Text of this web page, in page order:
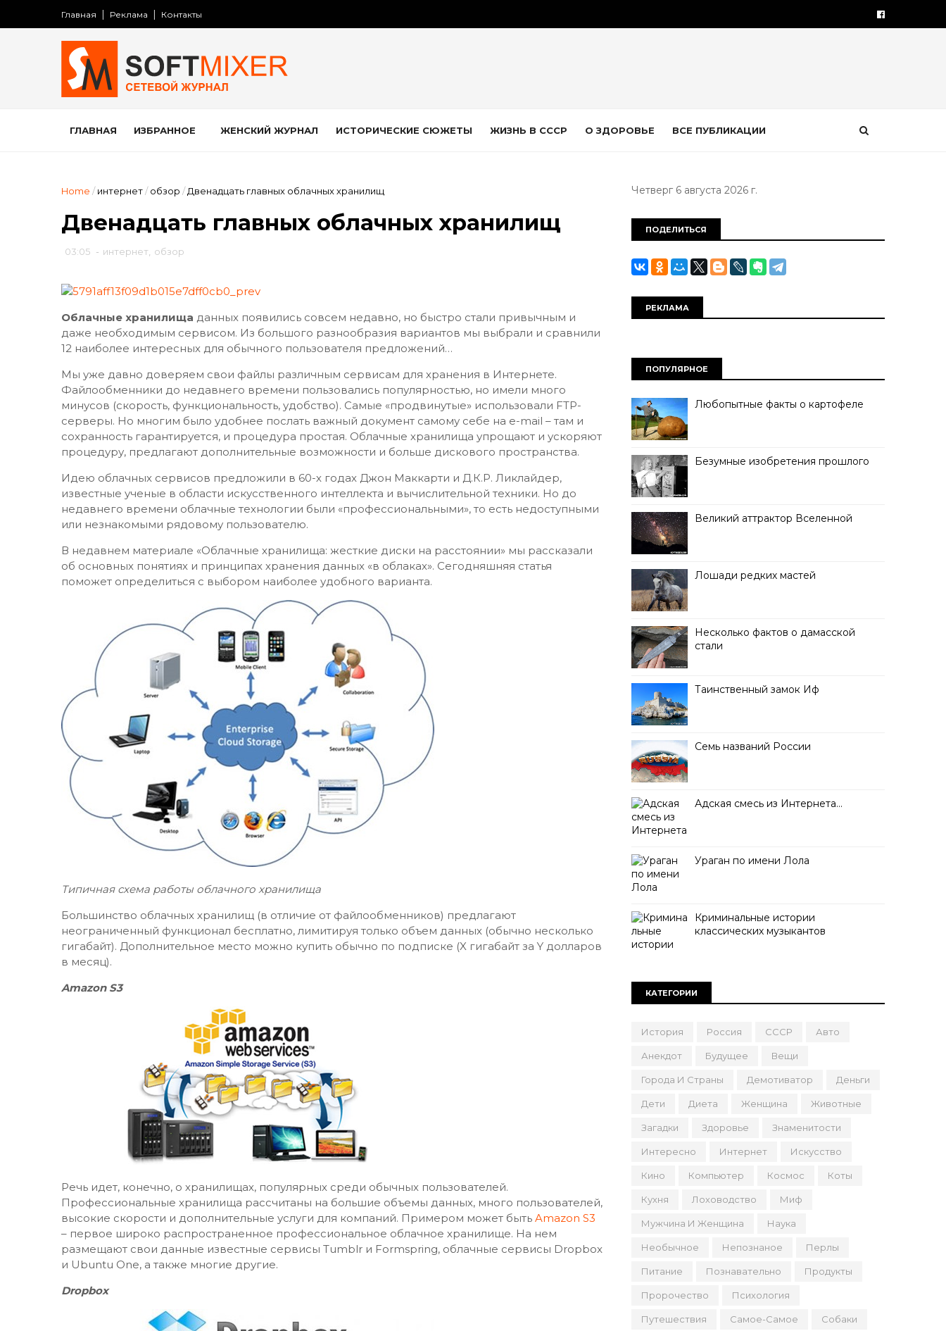
Главная Реклама Контакты
ГЛАВНАЯ ИЗБРАННОЕ ЖЕНСКИЙ ЖУРНАЛ ИСТОРИЧЕСКИЕ СЮЖЕТЫ ЖИЗНЬ В СССР О ЗДОРОВЬЕ ВСЕ ПУБЛИКАЦИИ
Home / интернет/ обзор / Двенадцать главных облачных хранилищ
Двенадцать главных облачных хранилищ
03:05 - интернет обзор
Облачные хранилища данных появились совсем недавно, но быстро стали привычным и
даже необходимым сервисом. Из большого разнообразия вариантов мы выбрали и сравнили
12 наиболее интересных для обычного пользователя предложений…
Мы уже давно доверяем свои файлы различным сервисам для хранения в Интернете.
Файлообменники до недавнего времени пользовались популярностью, но имели много
минусов (скорость, функциональность, удобство). Самые «продвинутые» использовали FTP-
серверы. Но многим было удобнее послать важный документ самому себе на e-mail – там и
сохранность гарантируется, и процедура простая. Облачные хранилища упрощают и ускоряют
процедуру, предлагают дополнительные возможности и больше дискового пространства.
Идею облачных сервисов предложили в 60-х годах Джон Маккарти и Д.К.Р. Ликлайдер,
известные ученые в области искусственного интеллекта и вычислительной техники. Но до
недавнего времени облачные технологии были «профессиональными», то есть недоступными
или незнакомыми рядовому пользователю.
В недавнем материале «Облачные хранилища: жесткие диски на расстоянии» мы рассказали
об основных понятиях и принципах хранения данных «в облаках». Сегодняшняя статья
поможет определиться с выбором наиболее удобного варианта.
Типичная схема работы облачного хранилища
Большинство облачных хранилищ (в отличие от файлообменников) предлагают
неограниченный функционал бесплатно, лимитируя только объем данных (обычно несколько
гигабайт). Дополнительное место можно купить обычно по подписке (X гигабайт за Y долларов
в месяц).
Amazon S3
Речь идет, конечно, о хранилищах, популярных среди обычных пользователей.
Профессиональные хранилища рассчитаны на большие объемы данных, много пользователей,
высокие скорости и дополнительные услуги для компаний. Примером может быть Amazon S3
– первое широко распространенное профессиональное облачное хранилище. На нем
размещают свои данные известные сервисы Tumblr и Formspring, облачные сервисы Dropbox
и Ubuntu One, а также многие другие.
Dropbox
Четверг 6 августа 2026 г.
ПОДЕЛИТЬСЯ
РЕКЛАМА
ПОПУЛЯРНОЕ
Любопытные факты о картофеле
Безумные изобретения прошлого
Великий аттрактор Вселенной
Лошади редких мастей
Несколько фактов о дамасской
стали
Таинственный замок Иф
Семь названий России
Адская смесь из Интернета…
Ураган по имени Лола
Криминальные истории
классических музыкантов
КАТЕГОРИИ
История Россия СССР Авто
Анекдот Будущее Вещи
Города И Страны Демотиватор Деньги
Дети Диета Женщина Животные
Загадки Здоровье Знаменитости
Интересно Интернет Искусство
Кино Компьютер Космос Коты
Кухня Лоховодство Миф
Мужчина И Женщина Наука
Необычное Непознаное Перлы
Питание Познавательно Продукты
Пророчество Психология
Путешествия Самое-Самое Собаки